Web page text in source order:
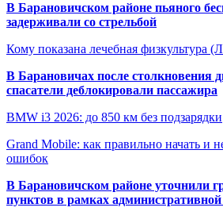
В Барановичском районе пьяного
задерживали со стрельбой
Кому показана лечебная физкультура
В Барановичах после столкновения
спасатели деблокировали пассажира
BMW i3 2026: до 850 км без подзарядки
Grand Mobile: как правильно начать и
ошибок
В Барановичском районе уточнили
пунктов в рамках